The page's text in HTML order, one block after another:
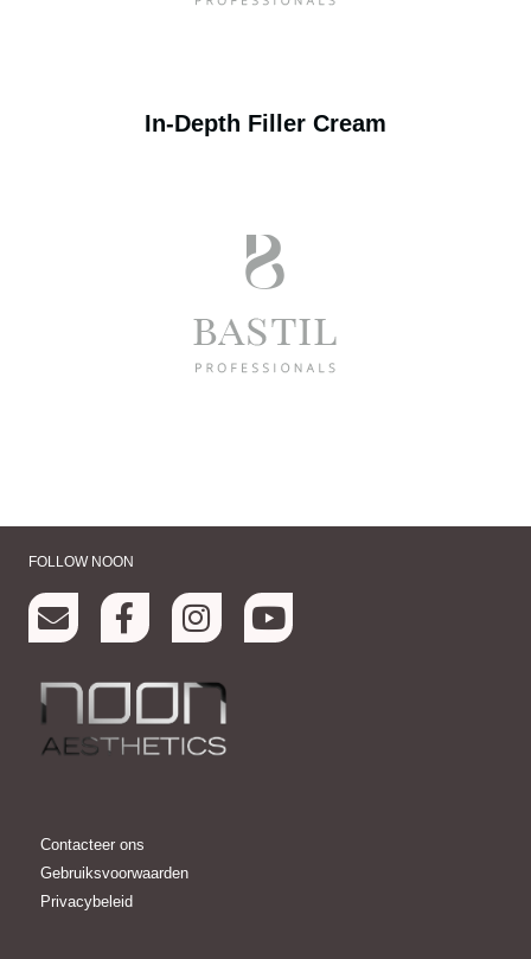
In-Depth Filler Cream
FOLLOW NOON
Contacteer ons
Gebruiksvoorwaarden
Privacybeleid